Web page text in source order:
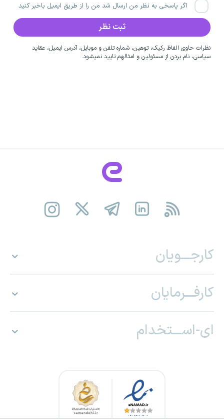
اگر پاسخی به نظر من ارسال شد من را از طریق ایمیل باخبر کنید
نظرات حاوی الفاظ رکیک، توهین، شماره تلفن و موبایل، آدرس ایمیل، عقاید
سیاسی، نام بردن از مسئولین و امثالهم تایید نمیشود.
کارجـــویان
کارفـــرمایان
ای-اســـتخدام